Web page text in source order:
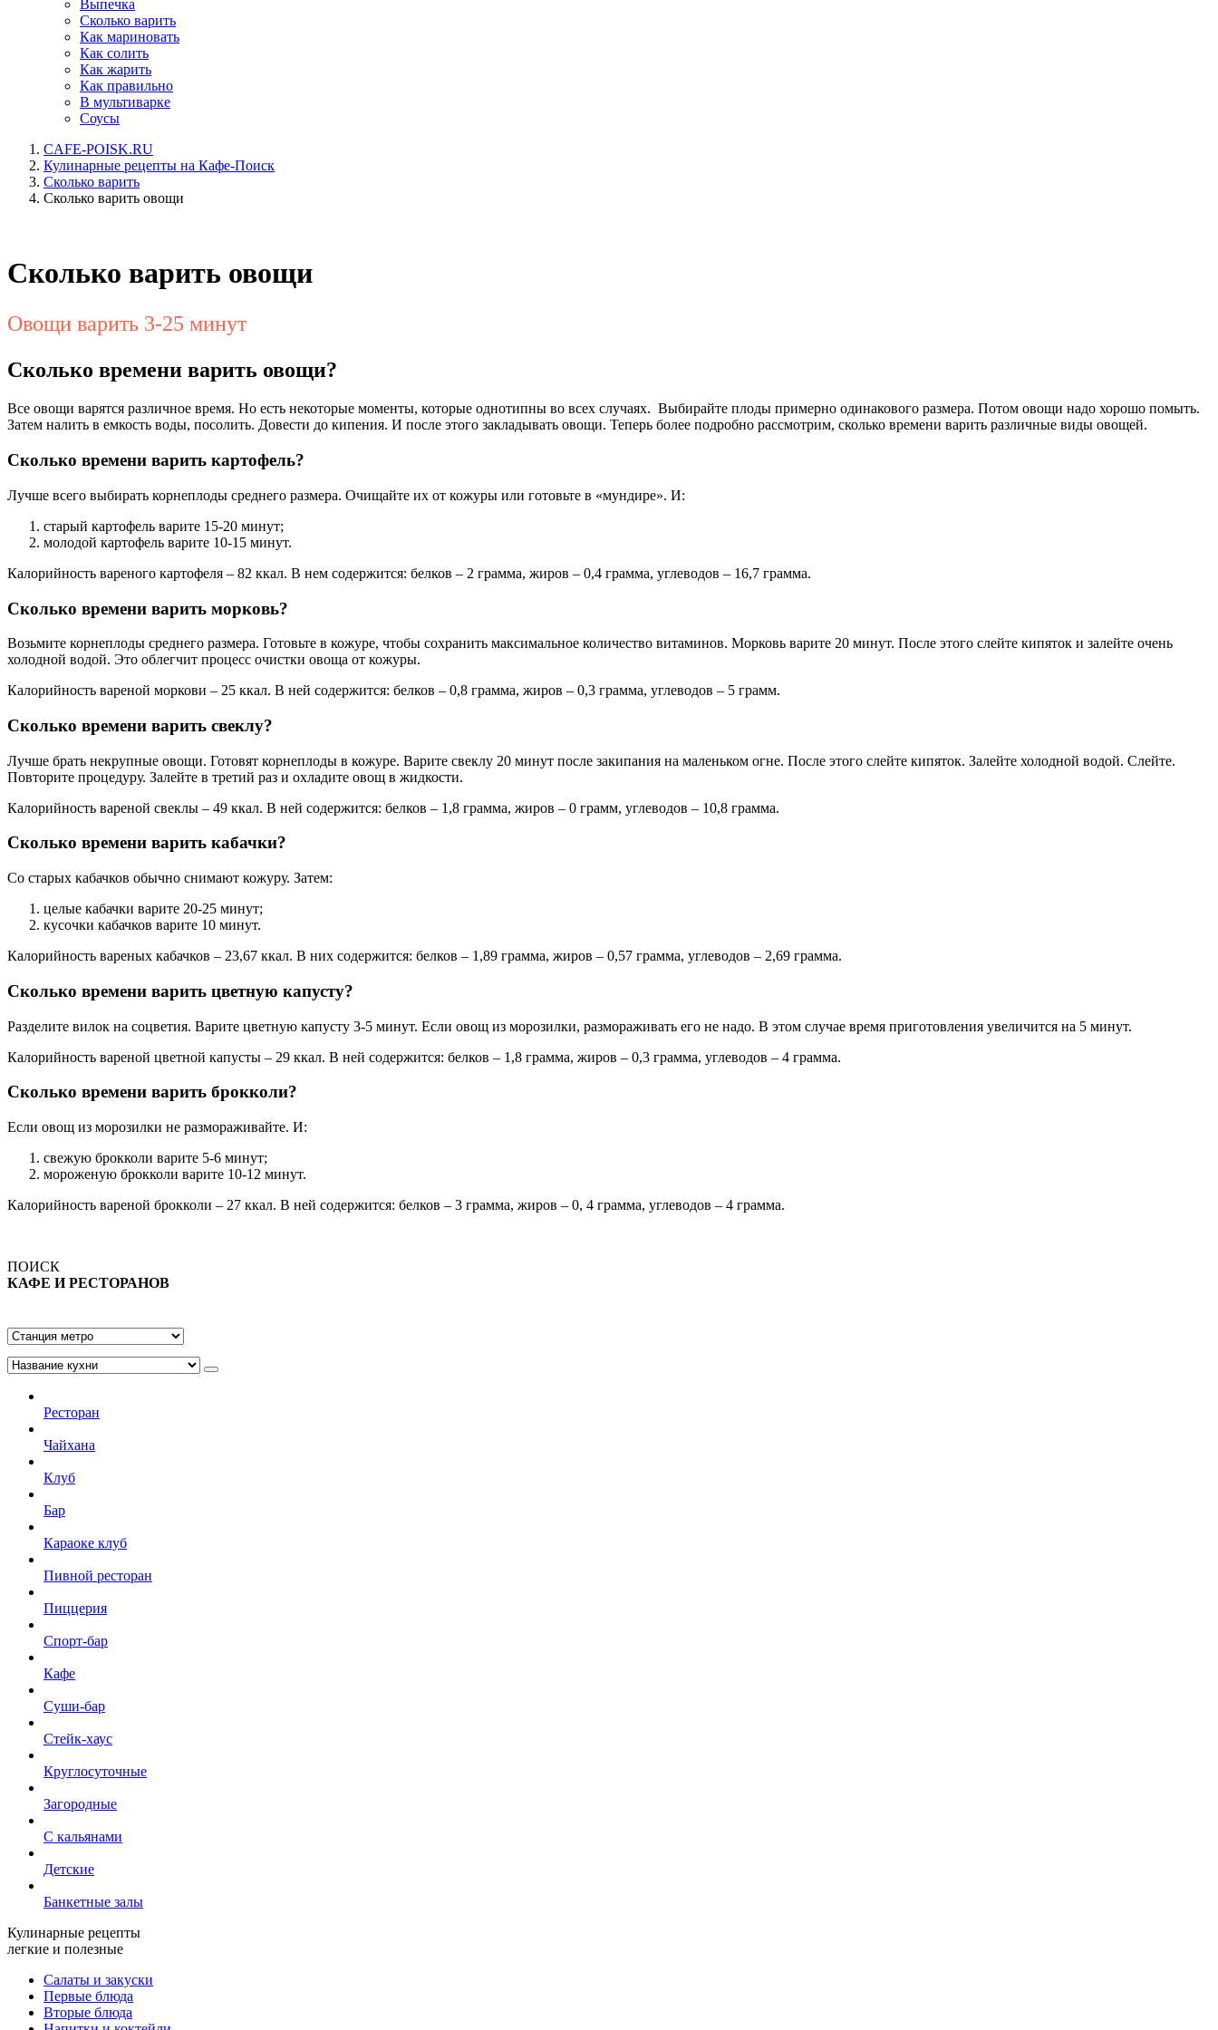
Выпечка
Сколько варить
Как мариновать
Как солить
Как жарить
Как правильно
В мультиварке
Соусы
CAFE-POISK.RU
Кулинарные рецепты на Кафе-Поиск
Сколько варить
Сколько варить овощи
Сколько варить овощи
Овощи варить 3-25 минут
Сколько времени варить овощи?
Все овощи варятся различное время. Но есть некоторые моменты, которые однотипны во всех случаях. Выбирайте плоды примерно одинакового размера. Потом овощи надо хорошо помыть.
Затем налить в емкость воды, посолить. Довести до кипения. И после этого закладывать овощи. Теперь более подробно рассмотрим, сколько времени варить различные виды овощей.
Сколько времени варить картофель?
Лучше всего выбирать корнеплоды среднего размера. Очищайте их от кожуры или готовьте в «мундире». И:
старый картофель варите 15-20 минут;
молодой картофель варите 10-15 минут.
Калорийность вареного картофеля – 82 ккал. В нем содержится: белков – 2 грамма, жиров – 0,4 грамма, углеводов – 16,7 грамма.
Сколько времени варить морковь?
Возьмите корнеплоды среднего размера. Готовьте в кожуре, чтобы сохранить максимальное количество витаминов. Морковь варите 20 минут. После этого слейте кипяток и залейте очень
холодной водой. Это облегчит процесс очистки овоща от кожуры.
Калорийность вареной моркови – 25 ккал. В ней содержится: белков – 0,8 грамма, жиров – 0,3 грамма, углеводов – 5 грамм.
Сколько времени варить свеклу?
Лучше брать некрупные овощи. Готовят корнеплоды в кожуре. Варите свеклу 20 минут после закипания на маленьком огне. После этого слейте кипяток. Залейте холодной водой. Слейте.
Повторите процедуру. Залейте в третий раз и охладите овощ в жидкости.
Калорийность вареной свеклы – 49 ккал. В ней содержится: белков – 1,8 грамма, жиров – 0 грамм, углеводов – 10,8 грамма.
Сколько времени варить кабачки?
Со старых кабачков обычно снимают кожуру. Затем:
целые кабачки варите 20-25 минут;
кусочки кабачков варите 10 минут.
Калорийность вареных кабачков – 23,67 ккал. В них содержится: белков – 1,89 грамма, жиров – 0,57 грамма, углеводов – 2,69 грамма.
Сколько времени варить цветную капусту?
Разделите вилок на соцветия. Варите цветную капусту 3-5 минут. Если овощ из морозилки, размораживать его не надо. В этом случае время приготовления увеличится на 5 минут.
Калорийность вареной цветной капусты – 29 ккал. В ней содержится: белков – 1,8 грамма, жиров – 0,3 грамма, углеводов – 4 грамма.
Сколько времени варить брокколи?
Если овощ из морозилки не размораживайте. И:
свежую брокколи варите 5-6 минут;
мороженую брокколи варите 10-12 минут.
Калорийность вареной брокколи – 27 ккал. В ней содержится: белков – 3 грамма, жиров – 0, 4 грамма, углеводов – 4 грамма.
ПОИСК
КАФЕ И РЕСТОРАНОВ
Ресторан
Чайхана
Клуб
Бар
Караоке клуб
Пивной ресторан
Пиццерия
Спорт-бар
Кафе
Суши-бар
Стейк-хаус
Круглосуточные
Загородные
С кальянами
Детские
Банкетные залы
Кулинарные рецепты
легкие и полезные
Салаты и закуски
Первые блюда
Вторые блюда